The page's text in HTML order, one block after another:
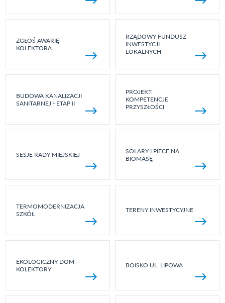
ZGŁOŚ AWARIĘ
KOLEKTORA
RZĄDOWY FUNDUSZ
INWESTYCJI
LOKALNYCH
BUDOWA KANALIZACJI
SANITARNEJ - ETAP II
PROJEKT:
KOMPETENCJE
PRZYSZŁOŚCI
SESJE RADY MIEJSKIEJ
SOLARY I PIECE NA
BIOMASĘ
TERMOMODERNIZACJA
SZKÓŁ
TERENY INWESTYCYJNE
EKOLOGICZNY DOM -
KOLEKTORY
BOISKO UL. LIPOWA